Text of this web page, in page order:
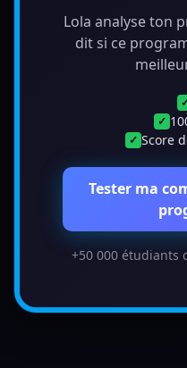
Lola analyse ton
dit si ce
✓
✓ Score
Tester ma
+50 000 étudiants